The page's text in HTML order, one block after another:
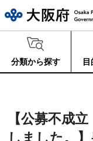
分類から探す
【公募不成
しました。